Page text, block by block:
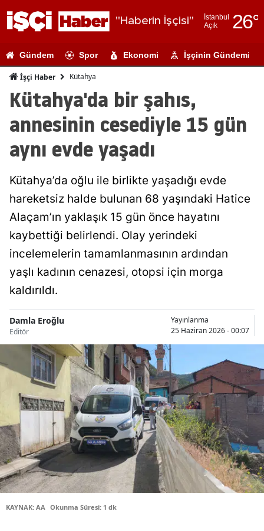
"Haberin İşçisi"
İstanbul
Açık
26°
Adıyaman
Amasya
Antalya
Artvin
Balıkesir
Bilecik
Bitlis
Burdur
Bursa
Çanakkale
Çankırı
Çorum
Denizli
Gündem Spor Ekonomi İşçinin Gündemi
İşçi Haber Kütahya
Kütahya'da bir şahıs,
annesinin cesediyle 15 gün
aynı evde yaşadı
Kütahya’da oğlu ile birlikte yaşadığı evde
hareketsiz halde bulunan 68 yaşındaki Hatice
Alaçam’ın yaklaşık 15 gün önce hayatını
kaybettiği belirlendi. Olay yerindeki
incelemelerin tamamlanmasının ardından
yaşlı kadının cenazesi, otopsi için morga
kaldırıldı.
Damla Eroğlu
Editör
Yayınlanma
25 Haziran 2026 - 00:07
KAYNAK: AA Okunma Süresi: 1 dk